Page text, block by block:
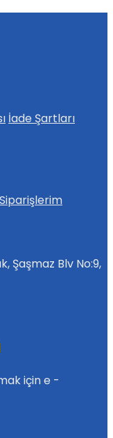
İade Şartları
Siparişlerim
Şaşmaz Blv No:9,
için e -